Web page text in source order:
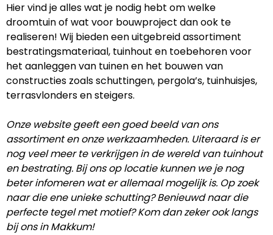
Hier vind je alles wat je nodig hebt om welke
droomtuin of wat voor bouwproject dan ook te
realiseren! Wij bieden een uitgebreid assortiment
bestratingsmateriaal, tuinhout en toebehoren voor
het aanleggen van tuinen en het bouwen van
constructies zoals schuttingen, pergola’s, tuinhuisjes,
terrasvlonders en steigers.
Onze website geeft een goed beeld van ons
assortiment en onze werkzaamheden. Uiteraard is er
nog veel meer te verkrijgen in de wereld van tuinhout
en bestrating. Bij ons op locatie kunnen we je nog
beter infomeren wat er allemaal mogelijk is. Op zoek
naar die ene unieke schutting? Benieuwd naar die
perfecte tegel met motief? Kom dan zeker ook langs
bij ons in Makkum!